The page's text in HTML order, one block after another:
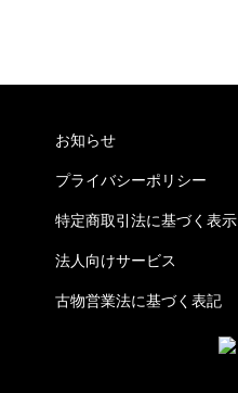
お知らせ
プライバシーポリシー
特定商取引法に基づく表示
法人向けサービス
古物営業法に基づく表記